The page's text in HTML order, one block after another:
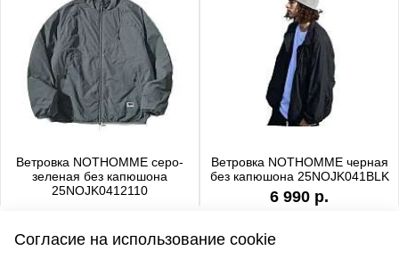
Ветровка NOTHOMME серо-
зеленая без капюшона
25NOJK0412110
Ветровка NOTHOMME черная
без капюшона 25NOJK041BLK
6 990 р.
Согласие на использование cookie